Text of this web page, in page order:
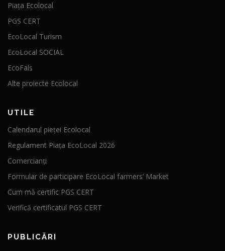
Piața Ecolocal
PGS CERT
EcoLocal Turism
EcoLocal SOCIAL
EcoFals
Alte proiecte Ecolocal
UTILE
Calendarul pieței Ecolocal
Regulament Piața EcoLocal 2026
Comercianți
Formular de participare EcoLocal farmers’ Market
Cum mă certific PGS CERT
Verifică certificatul PGS CERT
PUBLICĂRI